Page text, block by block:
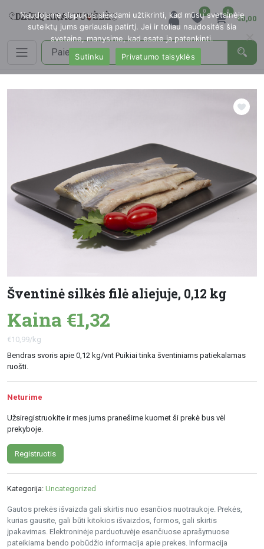
0 0
€0,00
Šventinė silkės filė aliejuje, 0,12 kg
Kaina €1,32
€10,99/kg
Bendras svoris apie 0,12 kg/vnt Puikiai tinka šventiniams patiekalamas
ruošti.
Neturime
Užsiregistruokite ir mes jums pranešime kuomet ši prekė bus vėl
prekyboje.
Registruotis
Kategorija: Uncategorized
Gautos prekės išvaizda gali skirtis nuo esančios nuotraukoje. Prekės,
kurias gausite, gali būti kitokios išvaizdos, formos, gali skirtis
įpakavimas. Elektroninėje parduotuvėje esančiuose aprašymuose
pateikiama bendo pobūdžio informacija apie prekes. Informacija
Naudojame slapukus siekdami užtikrinti, kad mūsų svetainėje
suteiktų jums geriausią patirtį. Jei ir toliau naudositės šia
svetaine, manysime, kad esate ja patenkinti.
Sutinku
Privatumo taisyklės